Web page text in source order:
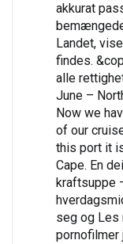
akkurat
Landet,
findes.
alle
June –
Now we
of our
this port it
Cape. En
kraftsuppe
seg og Les
pornofilmer